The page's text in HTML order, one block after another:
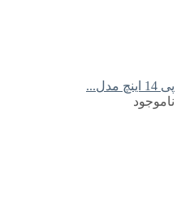
پی 14 اینچ مدل...
ناموجود